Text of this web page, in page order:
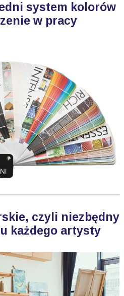
system kolorów
w pracy
czyli niezbędny
każdego artysty